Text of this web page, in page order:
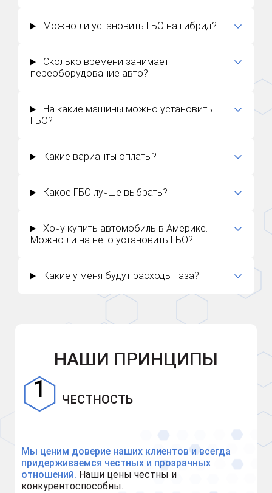
Можно ли установить ГБО на гибрид?
Сколько времени занимает
переоборудование авто?
На какие машины можно установить
ГБО?
Какие варианты оплаты?
Какое ГБО лучше выбрать?
Хочу купить автомобиль в Америке.
Можно ли на него установить ГБО?
Какие у меня будут расходы газа?
НАШИ ПРИНЦИПЫ
ЧЕСТНОСТЬ
Мы ценим доверие наших клиентов и всегда
придерживаемся честных и прозрачных
отношений. Наши цены честны и
конкурентоспособны.